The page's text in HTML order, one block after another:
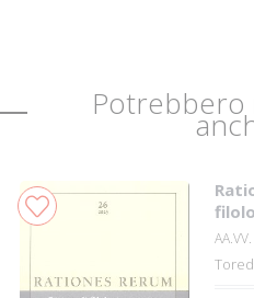
Potrebbero
AA.VV.
Tored